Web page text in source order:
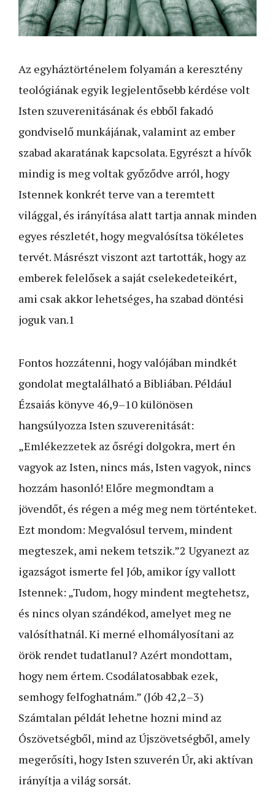
Az egyháztörténelem folyamán a keresztény
teológiának egyik legjelentősebb kérdése volt
Isten szuverenitásának és ebből fakadó
gondviselő munkájának, valamint az ember
szabad akaratának kapcsolata. Egyrészt a hívők
mindig is meg voltak győződve arról, hogy
Istennek konkrét terve van a teremtett
világgal, és irányítása alatt tartja annak minden
egyes részletét, hogy megvalósítsa tökéletes
tervét. Másrészt viszont azt tartották, hogy az
emberek felelősek a saját cselekedeteikért,
ami csak akkor lehetséges, ha szabad döntési
joguk van.1
Fontos hozzátenni, hogy valójában mindkét
gondolat megtalálható a Bibliában. Például
Ézsaiás könyve 46,9–10 különösen
hangsúlyozza Isten szuverenitását:
„Emlékezzetek az ősrégi dolgokra, mert én
vagyok az Isten, nincs más, Isten vagyok, nincs
hozzám hasonló! Előre megmondtam a
jövendőt, és régen a még meg nem történteket.
Ezt mondom: Megvalósul tervem, mindent
megteszek, ami nekem tetszik.”2 Ugyanezt az
igazságot ismerte fel Jób, amikor így vallott
Istennek: „Tudom, hogy mindent megtehetsz,
és nincs olyan szándékod, amelyet meg ne
valósíthatnál. Ki merné elhomályosítani az
örök rendet tudatlanul? Azért mondottam,
hogy nem értem. Csodálatosabbak ezek,
semhogy felfoghatnám.” (Jób 42,2–3)
Számtalan példát lehetne hozni mind az
Ószövetségből, mind az Újszövetségből, amely
megerősíti, hogy Isten szuverén Úr, aki aktívan
irányítja a világ sorsát.